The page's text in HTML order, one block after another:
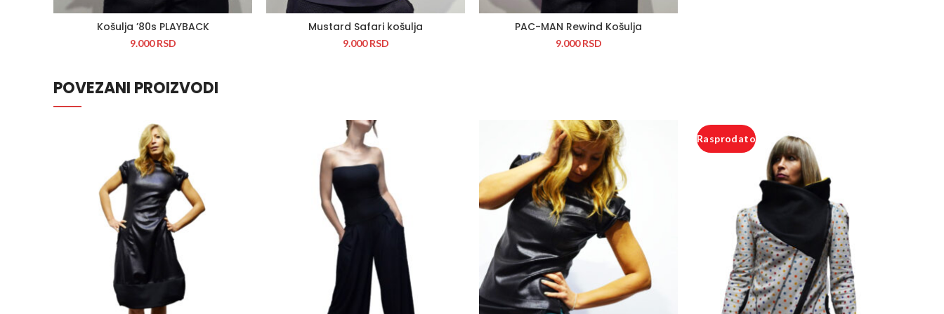
Košulja ’80s PLAYBACK
9.000RSD
Mustard Safari košulja
9.000RSD
PAC-MAN Rewind Košulja
9.000RSD
POVEZANI PROIZVODI
Rasprodato